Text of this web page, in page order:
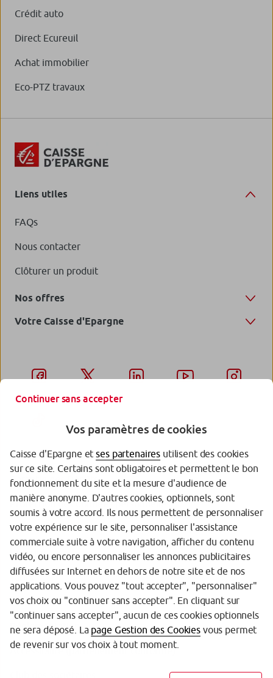
Crédit auto
Direct Ecureuil
Achat immobilier
Eco-PTZ travaux
Liens utiles
FAQs
Nous contacter
Clôturer un produit
Nos offres
Votre Caisse d'Epargne
Garantie des Dépôts
Protection des données personnelles
Politique cookies
Sécurité
Tarifs
Mentions légales
Réglementation
Accessibilité (partiellement conforme)
Continuer sans accepter
Vos paramètres de cookies
Caisse d'Epargne etses partenaires utilisent des cookies
sur ce site. Certains sont obligatoires et permettent le bon
fonctionnement du site et la mesure d'audience de
manière anonyme. D'autres cookies, optionnels, sont
soumis à votre accord. Ils nous permettent de personnaliser
votre expérience sur le site, personnaliser l'assistance
commerciale suite à votre navigation, afficher du contenu
vidéo, ou encore personnaliser les annonces publicitaires
diffusées sur Internet en dehors de notre site et de nos
applications. Vous pouvez "tout accepter", "personnaliser"
vos choix ou "continuer sans accepter". En cliquant sur
"continuer sans accepter", aucun de ces cookies optionnels
ne sera déposé. La page Gestion des Cookiesvous permet
de revenir sur vos choix à tout moment.